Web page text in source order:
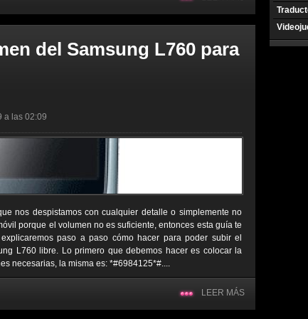
del Samsung L760 para
a las 02:09
nos despistamos con cualquier detalle o simplemente no
porque el volumen no es suficiente, entonces esta guía te
paso a paso cómo hacer para poder subir el
L760 libre. Lo primero que debemos hacer es colocar la
necesarias, la misma es: *#6984125*#....
LEER MÁS